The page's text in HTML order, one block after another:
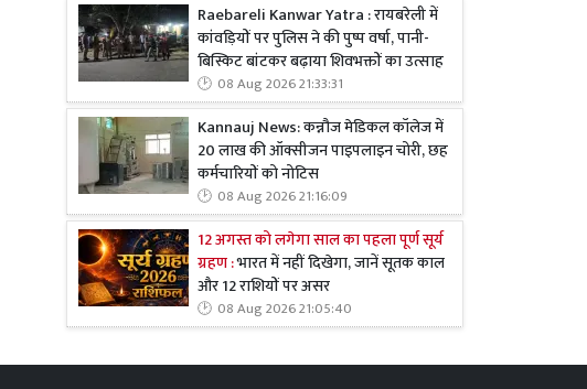
Raebareli Kanwar Yatra : रायबरेली में
कांवड़ियों पर पुलिस ने की पुष्प वर्षा, पानी-
बिस्किट बांटकर बढ़ाया शिवभक्तों का उत्साह
08 Aug 2026 21:33:31
Kannauj News: कन्नौज मेडिकल कॉलेज में
20 लाख की ऑक्सीजन पाइपलाइन चोरी, छह
कर्मचारियों को नोटिस
08 Aug 2026 21:16:09
12 अगस्त को लगेगा साल का पहला पूर्ण सूर्य
ग्रहण :भारत में नहीं दिखेगा, जानें सूतक काल
और 12 राशियों पर असर
08 Aug 2026 21:05:40